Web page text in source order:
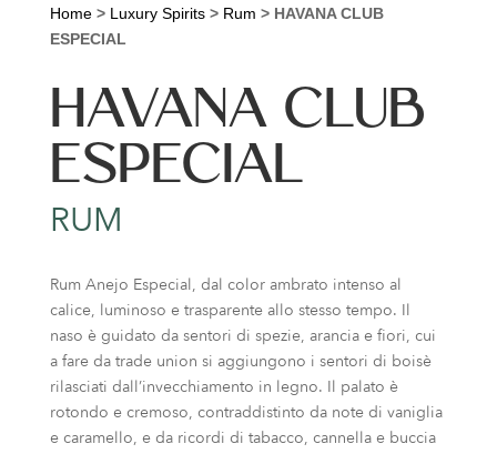
Home> Luxury Spirits> Rum > HAVANA CLUB
ESPECIAL
HAVANA CLUB
ESPECIAL
RUM
Rum Anejo Especial, dal color ambrato intenso al
calice, luminoso e trasparente allo stesso tempo. Il
naso è guidato da sentori di spezie, arancia e fiori, cui
a fare da trade union si aggiungono i sentori di boisè
rilasciati dall’invecchiamento in legno. Il palato è
rotondo e cremoso, contraddistinto da note di vaniglia
e caramello, e da ricordi di tabacco, cannella e buccia